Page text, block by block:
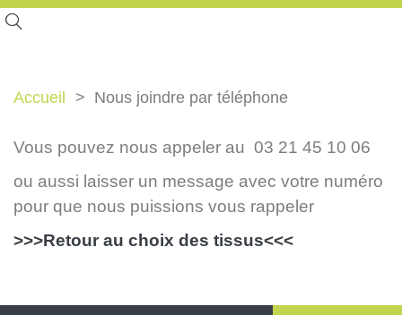
Accueil Nous joindre par téléphone
Vous pouvez nous appeler au 03 21 45 10 06
ou aussi laisser un message avec votre numéro
pour que nous puissions vous rappeler
>>>Retour au choix des tissus<<<